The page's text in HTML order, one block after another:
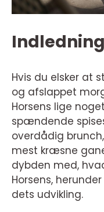
Hvis du elsker at
og afslappet
Horsens lige
spændende
overdådig
mest kræsne
dybden med,
Horsens,
dets udvikling.